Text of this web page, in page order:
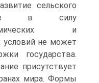
сельского
в силу
и
условий не может
государства.
присутствует
мира. Формы